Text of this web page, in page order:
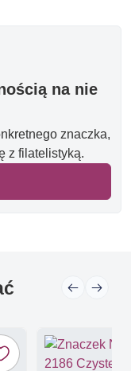
na nie
znaczka,
z filatelistyką.